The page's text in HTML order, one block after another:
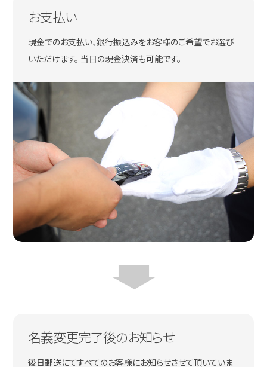
お支払い
現金でのお支払い、銀行振込みをお客様のご希望でお選び
いただけます。 当日の現金決済も可能です。
名義変更完了後のお知らせ
後日郵送にてすべてのお客様にお知らせさせて頂いていま